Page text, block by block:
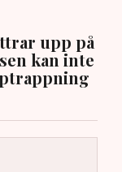
upp på
kan inte